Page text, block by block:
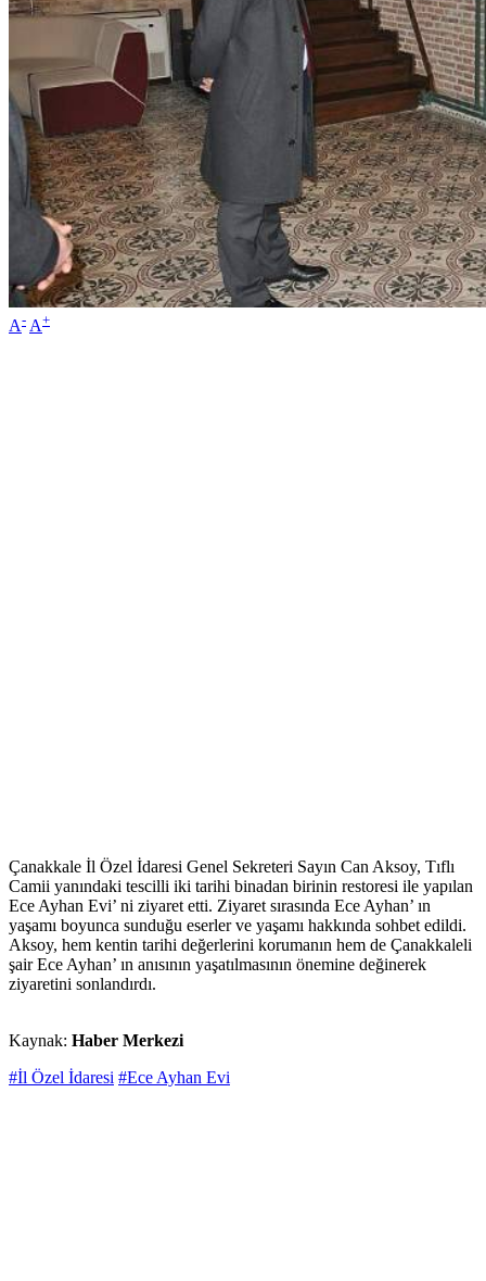
A- A+
Çanakkale İl Özel İdaresi Genel Sekreteri Sayın Can Aksoy, Tıflı
Camii yanındaki tescilli iki tarihi binadan birinin restoresi ile yapılan
Ece Ayhan Evi’ ni ziyaret etti. Ziyaret sırasında Ece Ayhan’ ın
yaşamı boyunca sunduğu eserler ve yaşamı hakkında sohbet edildi.
Aksoy, hem kentin tarihi değerlerini korumanın hem de Çanakkaleli
şair Ece Ayhan’ ın anısının yaşatılmasının önemine değinerek
ziyaretini sonlandırdı.
Kaynak: Haber Merkezi
#İl Özel İdaresi #Ece Ayhan Evi